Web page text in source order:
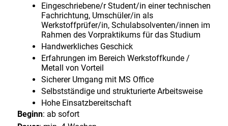
Eingeschriebene/r Student/in einer technischen
Fachrichtung, Umschüler/in als
Werkstoffprüfer/in, Schulabsolventen/innen im
Rahmen des Vorpraktikums für das Studium
Handwerkliches Geschick
Erfahrungen im Bereich Werkstoffkunde /
Metall von Vorteil
Sicherer Umgang mit MS Office
Selbstständige und strukturierte Arbeitsweise
Hohe Einsatzbereitschaft
Beginn: ab sofort